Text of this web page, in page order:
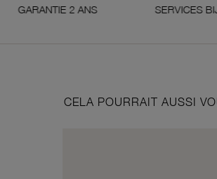
ANS SERVICES BIJOUTIERS ET
CELA POURRAIT AUSSI